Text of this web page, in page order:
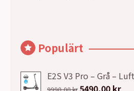
Populärt
E2S V3 Pro – Grå – Luft